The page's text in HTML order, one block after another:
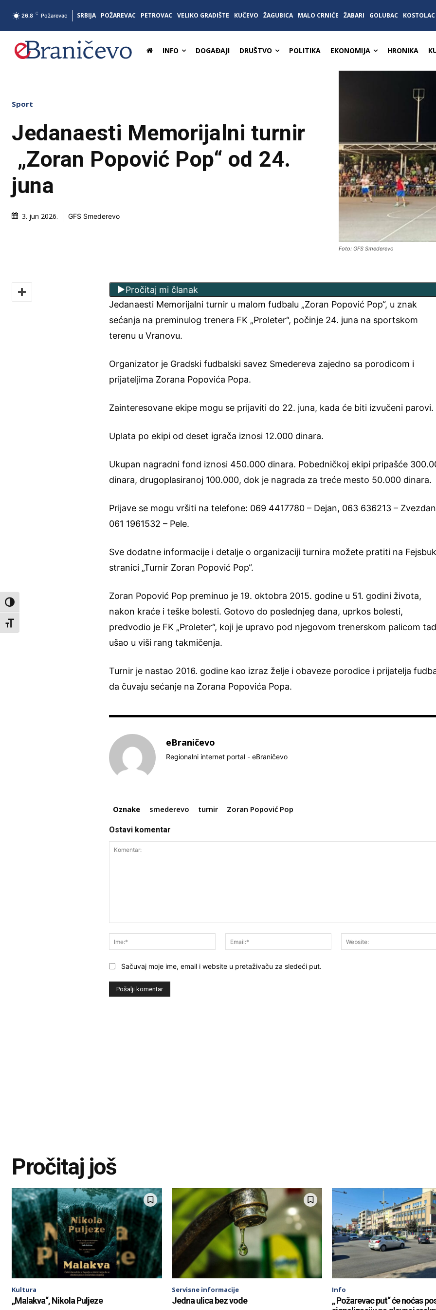
Toggle High Contrast
Toggle Font size
26.8 C Požarevac SRBIJA POŽAREVAC PETROVAC VELIKO GRADIŠTE KUČEVO ŽAGUBICA MALO CRNIĆE ŽABARI GOLUBAC KOSTOLAC
INFO DOGAĐAJI DRUŠTVO POLITIKA EKONOMIJA HRONIKA
Sport
Jedanaesti Memorijalni turnir
„Zoran Popović Pop“ od 24.
juna
3. jun 2026. GFS Smederevo
Foto: GFS Smederevo
Pročitaj mi članak
Jedanaesti Memorijalni turnir u malom fudbalu „Zoran Popović Pop“, u znak
sećanja na preminulog trenera FK „Proleter“, počinje 24. juna na sportskom
terenu u Vranovu.
Organizator je Gradski fudbalski savez Smedereva zajedno sa porodicom i
prijateljima Zorana Popovića Popa.
Zainteresovane ekipe mogu se prijaviti do 22. juna, kada će biti izvučeni parovi.
Uplata po ekipi od deset igrača iznosi 12.000 dinara.
Ukupan nagradni fond iznosi 450.000 dinara. Pobedničkoj ekipi pripašće
dinara, drugoplasiranoj 100.000, dok je nagrada za treće mesto 50.000 dinara.
Prijave se mogu vršiti na telefone: 069 4417780 – Dejan, 063 636213 –
061 1961532 – Pele.
Sve dodatne informacije i detalje o organizaciji turnira možete pratiti na
stranici „Turnir Zoran Popović Pop“.
Zoran Popović Pop preminuo je 19. oktobra 2015. godine u 51. godini života,
nakon kraće i teške bolesti. Gotovo do poslednjeg dana, uprkos bolesti,
predvodio je FK „Proleter“, koji je upravo pod njegovom trenerskom palicom
ušao u viši rang takmičenja.
Turnir je nastao 2016. godine kao izraz želje i obaveze porodice i prijatelja
da čuvaju sećanje na Zorana Popovića Popa.
eBraničevo
Regionalni internet portal - eBraničevo
Oznake smederevo turnir Zoran Popović Pop
Ostavi komentar
Ime:*
Email:*
Sačuvaj moje ime, email i website u pretaživaču za sledeći put.
Pročitaj još
Kultura
„Malakva“, Nikola Puljeze
Servisne informacije
Jedna ulica bez vode
Info
„ Požarevac put“ će noćas